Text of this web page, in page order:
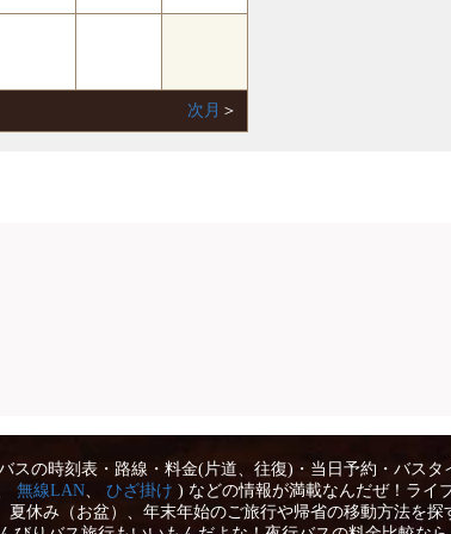
次月 ＞
スの時刻表・路線・料金(片道、往復)・当日予約・バスタ
無線LAN、 ひざ掛け ) などの情報が満載なんだぜ！ライ
夏休み（お盆）、年末年始のご旅行や帰省の移動方法を